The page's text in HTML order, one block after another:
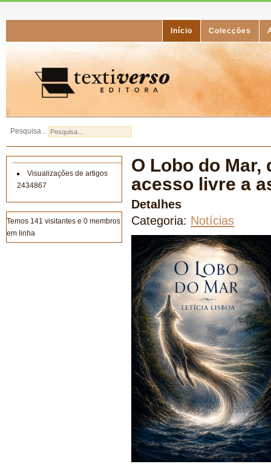
Início Colecções
Pesquisa...
Visualizações de artigos
2434867
Temos 141 visitantes e 0 membros
em linha
O Lobo do Mar,
acesso livre a
Detalhes
Categoria: Notícias